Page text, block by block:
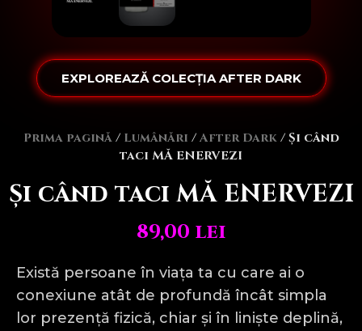
EXPLOREAZĂ COLECȚIA AFTER DARK
Prima pagină/ Lumânări /After Dark/ Și când
taci MĂ ENERVEZI
Și când taci MĂ ENERVEZI
89,00 lei
Există persoane în viața ta cu care ai o
conexiune atât de profundă încât simpla
lor prezență fizică, chiar și în liniște deplină,